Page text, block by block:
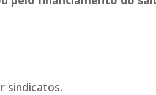
sindicatos.